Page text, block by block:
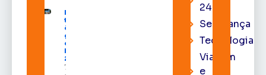
Macapá
terá
ônibus
gratuitos
durante a
Expofeira
2026
7 de
24h
Segurança
Tecnologia
Viagem
e